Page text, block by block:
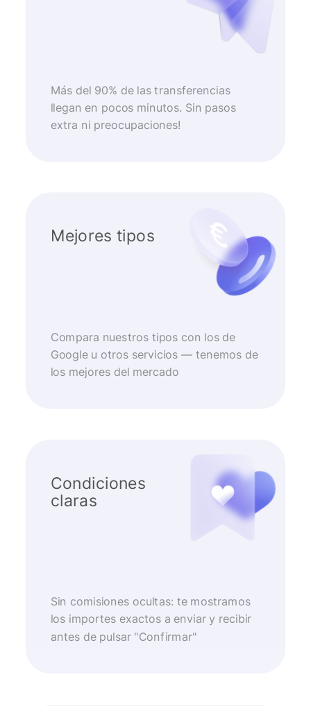
Más del 90% de las transferencias
llegan en pocos minutos. Sin pasos
extra ni preocupaciones!
Mejores tipos
Compara nuestros tipos con los de
Google u otros servicios — tenemos de
los mejores del mercado
Condiciones
claras
Sin comisiones ocultas: te mostramos
los importes exactos a enviar y recibir
antes de pulsar "Confirmar"